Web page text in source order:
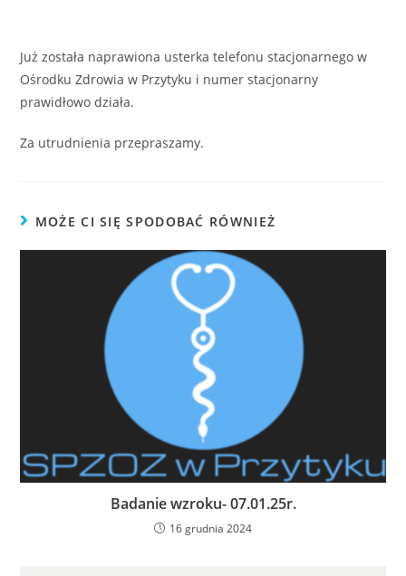
Już została naprawiona usterka telefonu stacjonarnego w
Ośrodku Zdrowia w Przytyku i numer stacjonarny
prawidłowo działa.
Za utrudnienia przepraszamy.
MOŻE CI SIĘ SPODOBAĆ RÓWNIEŻ
Badanie wzroku- 07.01.25r.
16 grudnia 2024